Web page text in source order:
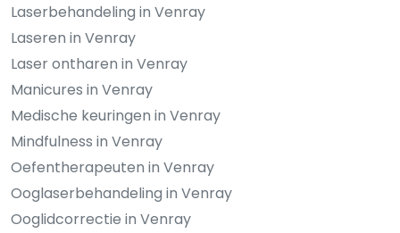
Laserbehandeling in Venray
Laseren in Venray
Laser ontharen in Venray
Manicures in Venray
Medische keuringen in Venray
Mindfulness in Venray
Oefentherapeuten in Venray
Ooglaserbehandeling in Venray
Ooglidcorrectie in Venray